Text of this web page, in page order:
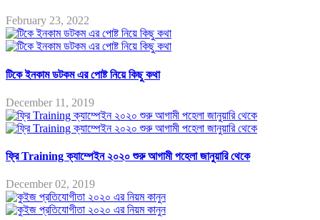
February 23, 2022
টিকে ইনকাম ডটকম এর পোষ্ট নিয়ে কিছু কথা
December 11, 2019
ফ্রি Training ক্যাম্পেইন ২০২০ শুরু আগামী পহেলা জানুয়ারি থেকে
December 02, 2019